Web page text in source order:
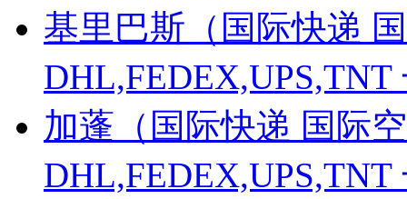
基里巴斯（国际快递
加蓬（国际快递 国际